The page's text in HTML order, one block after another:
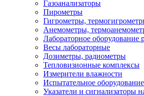
Газоанализаторы
Пирометры
Гигрометры,
Анемометры,
Лабораторное оборудование
Весы лабораторные
Дозиметры, радиометры
Тепловизионные комплексы
Измерители влажности
Испытательное оборудование
Указатели и сигнализаторы